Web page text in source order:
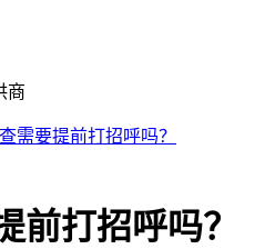
商
需要提前打招呼吗？
前打招呼吗？